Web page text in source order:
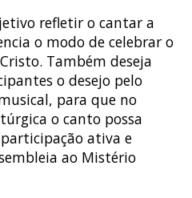
refletir o cantar a
o modo de celebrar o
Também deseja
o desejo pelo
para que no
o canto possa
ativa e
ao Mistério